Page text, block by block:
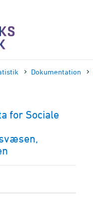
Dokumen­tation
for Sociale